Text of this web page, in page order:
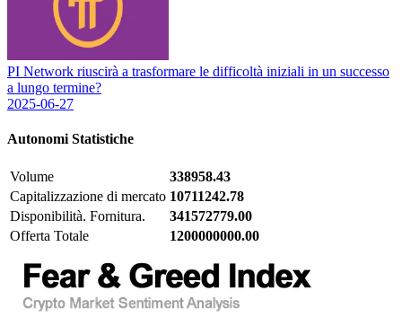
PI Network riuscirà a trasformare le difficoltà iniziali in un successo
a lungo termine?
2025-06-27
Autonomi Statistiche
Volume
338958.43
Capitalizzazione di mercato 10711242.78
Disponibilità. Fornitura.
341572779.00
Offerta Totale
1200000000.00